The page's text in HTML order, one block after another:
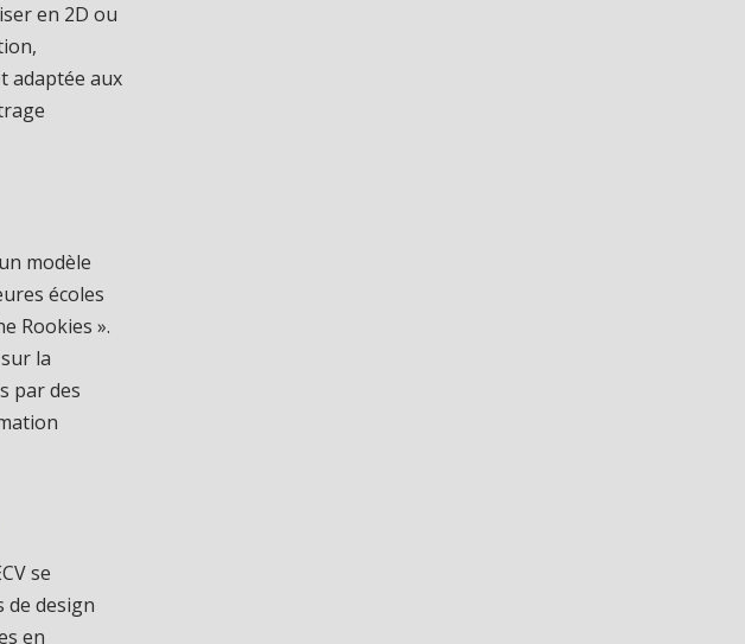
en 2D ou
adaptée aux
modèle
écoles
Rookies ».
la
par des
se
de design
en